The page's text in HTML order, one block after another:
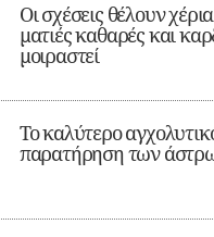
Οι σχέσεις θέλουν
ματιές καθαρές και
μοιραστεί
Το καλύτερο
παρατήρηση των